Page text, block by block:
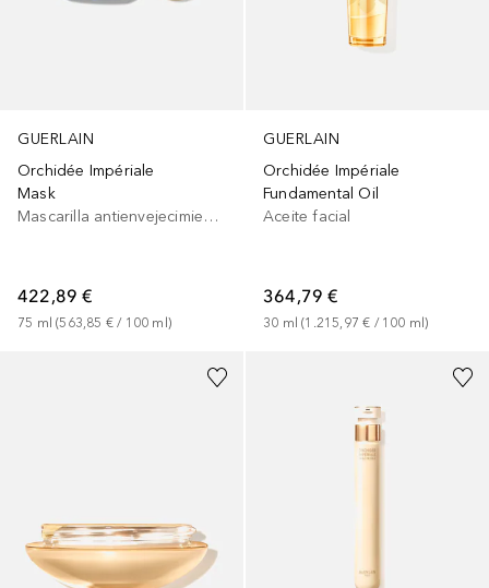
GUERLAIN
Orchidée Impériale
Mask
Mascarilla antienvejecimiento
422,89 €
75 ml (563,85 € / 100 ml )
GUERLAIN
Orchidée Impériale
Fundamental Oil
Aceite facial
364,79 €
30 ml (1.215,97 € / 100 ml)